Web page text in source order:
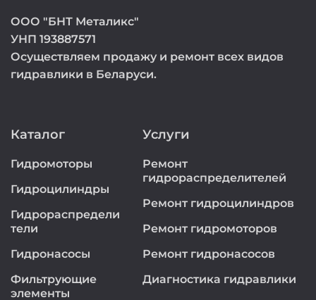
ООО "БНТ Металикс"
УНП 193887571
Осуществляем продажу и ремонт всех видов
гидравлики в Беларуси.
Каталог
Гидромоторы
Гидроцилиндры
Гидрораспредели
тели
Гидронасосы
Фильтрующие
элементы
Услуги
Ремонт
гидрораспределителей
Ремонт гидроцилиндров
Ремонт гидромоторов
Ремонт гидронасосов
Диагностика гидравлики